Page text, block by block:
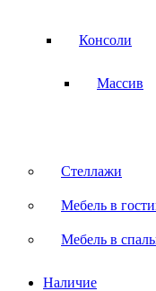
Консоли
Массив
Стеллажи
Мебель в
Мебель в
Наличие